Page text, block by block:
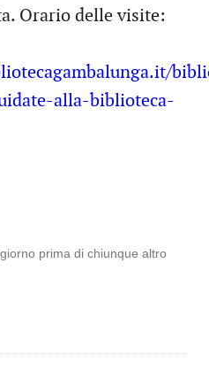
Orario delle visite:
alla-biblioteca-
prima di chiunque altro